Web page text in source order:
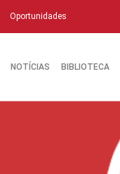
Oportunidades
NOTÍCIAS BIBLIOTECA